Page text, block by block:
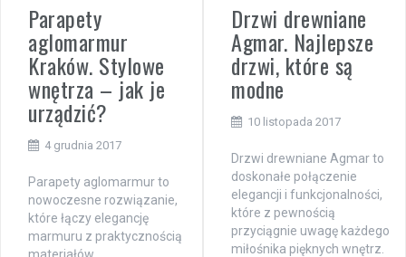
Parapety
aglomarmur
Kraków. Stylowe
wnętrza – jak je
urządzić?
4 grudnia 2017
Parapety aglomarmur to
nowoczesne rozwiązanie,
które łączy elegancję
marmuru z praktycznością
materiałów
Drzwi drewniane
Agmar. Najlepsze
drzwi, które są
modne
10 listopada 2017
Drzwi drewniane Agmar to
doskonałe połączenie
elegancji i funkcjonalności,
które z pewnością
przyciągnie uwagę każdego
miłośnika pięknych wnętrz.